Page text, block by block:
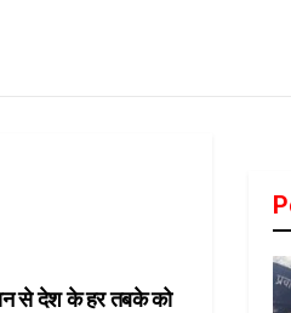
से देश के हर तबके को